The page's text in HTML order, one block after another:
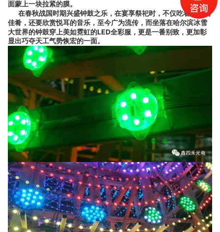
面蒙上一块拉紧的膜。
在春秋战国时期兴盛钟鼓之乐，在宴享祭祀时，不仅吃着味美的
佳肴，还要欣赏悦耳的音乐，至今广为流传，而坐落在哈尔滨冰雪
大世界的钟鼓穿上美如霓虹的LED全彩服，更是一番别致， 更加彰
显出巧夺天工气势恢宏的一面。